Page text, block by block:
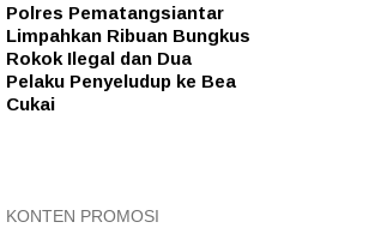
Polres Pematangsiantar
Limpahkan Ribuan Bungkus
Rokok Ilegal dan Dua
Pelaku Penyeludup ke Bea
Cukai